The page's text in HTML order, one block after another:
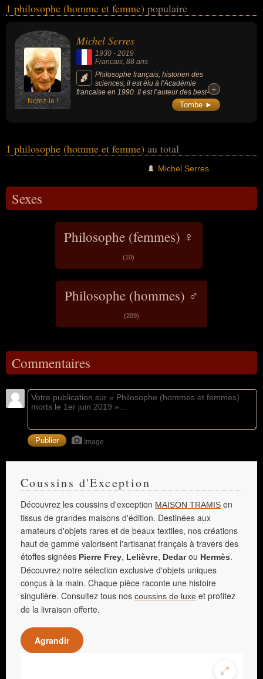
de l'histoire des sciences, de la littérature, de la philosophie ou de
académicien, artiste, auteur d'ouvrages philosophiques, écrivain,
enseignant, essayiste, historien, historien des sciences, professeur
de philosophie ou scientifique. En ce qui concerne leurs nationalités
au moment de leurs morts, ils peuvent avoir été francais par
exemple.
1 philosophe (homme et femme) populaire
Notez-le !
Michel Serres
1930 - 2019
Francais, 88 ans
Philosophe français, historien des
sciences, il est élu à l'Académie
française en 1990. Il est l’auteur des best-
sellers « Les Cinq Sens » (1985), « Petite
Poucette » (2012), « Le Gaucher boiteux »
+
+
Tombe ►
1 philosophe (homme et femme) au total
Michel Serres
Sexes
Philosophe (femmes) ♀
(10)
Philosophe (hommes) ♂
(209)
Commentaires
Image
Coussins d'Exception
Découvrez les coussins d'exception MAISON TRAMIS en
tissus de grandes maisons d'édition. Destinées aux
amateurs d'objets rares et de beaux textiles, nos créations
haut de gamme valorisent l'artisanat français à travers des
étoffes signées Pierre Frey, Lelièvre, Dedarou Hermès.
Découvrez notre sélection exclusive d'objets uniques
conçus à la main. Chaque pièce raconte une histoire
singulière. Consultez tous nos coussins de luxe et profitez
de la livraison offerte.
Agrandir